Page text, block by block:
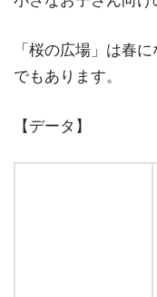
「桜の広場」は春
でもあります。
【データ】